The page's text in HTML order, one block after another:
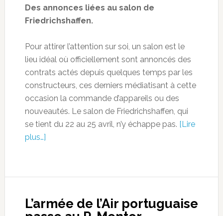
Des annonces liées au salon de
Friedrichshaffen.
Pour attirer l’attention sur soi, un salon est le
lieu idéal où officiellement sont annoncés des
contrats actés depuis quelques temps par les
constructeurs, ces derniers médiatisant à cette
occasion la commande d’appareils ou des
nouveautés. Le salon de Friedrichshaffen, qui
se tient du 22 au 25 avril, n’y échappe pas. [Lire
plus…]
L’armée de l’Air portuguaise